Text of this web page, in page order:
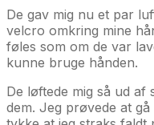
De gav mig nu et par
velcro omkring mine
føles som om de var
kunne bruge hånden.
De løftede mig så ud af
dem. Jeg prøvede at